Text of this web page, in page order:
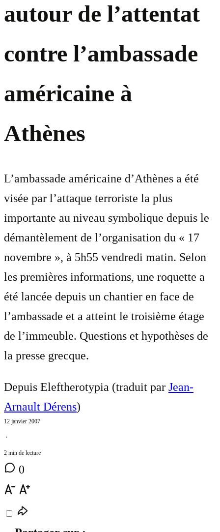
autour de l’attentat
contre l’ambassade
américaine à
Athènes
L’ambassade américaine d’Athènes a été
visée par l’attaque terroriste la plus
importante au niveau symbolique depuis le
démantèlement de l’organisation du « 17
novembre », à 5h55 vendredi matin. Selon
les premières informations, une roquette a
été lancée depuis un chantier en face de
l’ambassade et a atteint le troisième étage
de l’immeuble. Questions et hypothèses de
la presse grecque.
Depuis Eleftherotypia (traduit par Jean-
Arnault Dérens)
12 janvier 2007
⋅
2 min de lecture
0